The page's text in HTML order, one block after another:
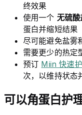
终效果
使用一个 无硫
蛋白并缩短结果
尽可能避免盐雾
需要更少的热
预订 Miin 快速
次，以维持状态
可以角蛋白护